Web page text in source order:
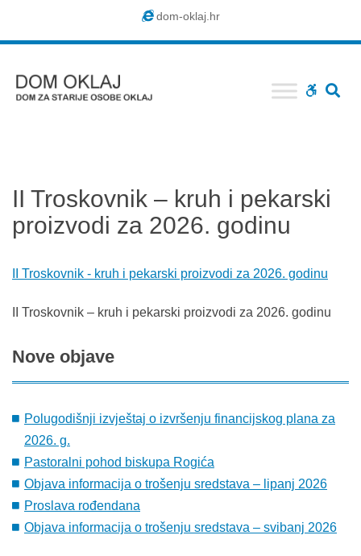
dom-oklaj.hr
WCAG
II Troskovnik – kruh i pekarski
proizvodi za 2026. godinu
II Troskovnik - kruh i pekarski proizvodi za 2026. godinu
II Troskovnik – kruh i pekarski proizvodi za 2026. godinu
Nove objave
Polugodišnji izvještaj o izvršenju financijskog plana za
2026. g.
Pastoralni pohod biskupa Rogića
Objava informacija o trošenju sredstava – lipanj 2026
Proslava rođendana
Objava informacija o trošenju sredstava – svibanj 2026